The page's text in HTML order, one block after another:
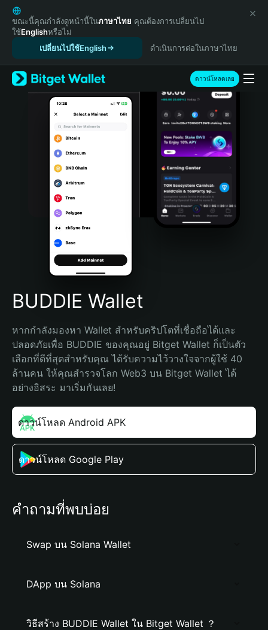
English
日本語
Tiếng Việt
Español (Latinoamérica)
Türkçe
Italiano
Português (Portugal)
Bahasa Indonesia
Português (Brasil)
Español (Argentina)
ขณะนี้คุณกำลังดูหน้านี้ในภาษาไทย คุณต้องการเปลี่ยนไป
ใช้Englishหรือไม่
เปลี่ยนไปใช้English
ดำเนินการต่อในภาษาไทย
ดาวน์โหลดเลย
BUDDIE Wallet
หากกำลังมองหา Wallet สำหรับคริปโตที่เชื่อถือได้และ
ปลอดภัยเพื่อ BUDDIE ของคุณอยู่ Bitget Wallet ก็เป็นตัว
เลือกที่ดีที่สุดสำหรับคุณ ได้รับความไว้วางใจจากผู้ใช้ 40
ล้านคน ให้คุณสำรวจโลก Web3 บน Bitget Wallet ได้
อย่างอิสระ มาเริ่มกันเลย!
ดาวน์โหลด Android APK
ดาวน์โหลด Google Play
คำถามที่พบบ่อย
Swap บน Solana Wallet
DApp บน Solana
วิธีสร้าง BUDDIE Wallet ใน Bitget Wallet ？